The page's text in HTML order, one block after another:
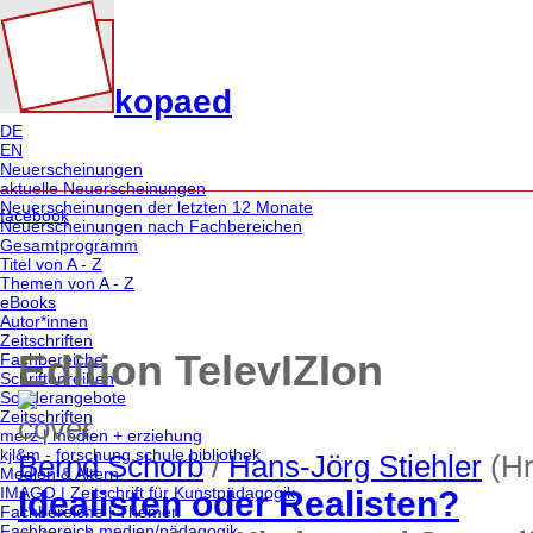
kopaed
DE
EN
Neuerscheinungen
aktuelle Neuerscheinungen
Neuerscheinungen der letzten 12 Monate
Neuerscheinungen nach Fachbereichen
Gesamtprogramm
Titel von A - Z
Themen von A - Z
eBooks
Autor*innen
Zeitschriften
Fachbereiche
Schriftenreihen
Sonderangebote
Zeitschriften
merz | medien + erziehung
kjl&m - forschung.schule.bibliothek
Medien & Altern
IMAGO | Zeitschrift für Kunstpädagogik
Fachbereiche | Themen
facebook
Edition TelevIZIon
Bernd Schorb/Hans-Jörg Stiehler
Idealisten oder Realisten?